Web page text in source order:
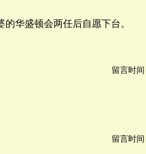
华盛顿会两任后自愿下台。
留言时间
留言时间